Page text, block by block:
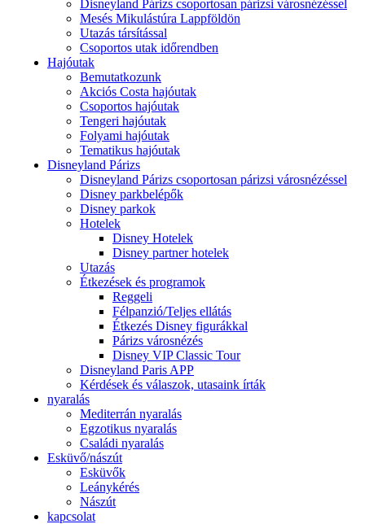
Disneyland Párizs csoportosan párizsi városnézéssel
Mesés Mikulástúra Lappföldön
Utazás társítással
Csoportos utak időrendben
Hajóutak
Bemutatkozunk
Akciós Costa hajóutak
Csoportos hajóutak
Tengeri hajóutak
Folyami hajóutak
Tematikus hajóutak
Disneyland Párizs
Disneyland Párizs csoportosan párizsi városnézéssel
Disney parkbelépők
Disney parkok
Hotelek
Disney Hotelek
Disney partner hotelek
Utazás
Étkezések és programok
Reggeli
Félpanzió/Teljes ellátás
Étkezés Disney figurákkal
Párizs városnézés
Disney VIP Classic Tour
Disneyland Paris APP
Kérdések és válaszok, utasaink írták
nyaralás
Mediterrán nyaralás
Egzotikus nyaralás
Családi nyaralás
Esküvő/nászút
Esküvők
Leánykérés
Nászút
kapcsolat